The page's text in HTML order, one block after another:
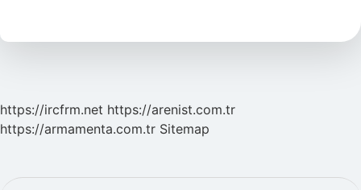
özelliği
https://ircfrm.net https://arenist.com.tr
https://armamenta.com.tr Sitemap